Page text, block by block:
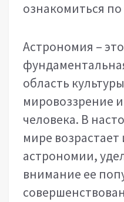
ознакомиться
Астрономия –
область
мировоззрение
человека. В
мире возрастает
астрономии,
внимание ее